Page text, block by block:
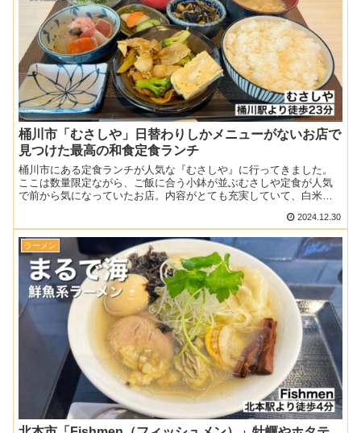
桶川市「むさしや」日替わりしかメニューがないお店で
見つけた最高の和食定食ランチ
桶川市にある定食ランチが人気な『むさしや』に行ってきました。
ここは数量限定ながら、ご飯に合う小鉢が並ぶむさしや定食が人気
で前から気になっていたお店。内容がとても充実していて、白米好
2024.12.30
ラーメン